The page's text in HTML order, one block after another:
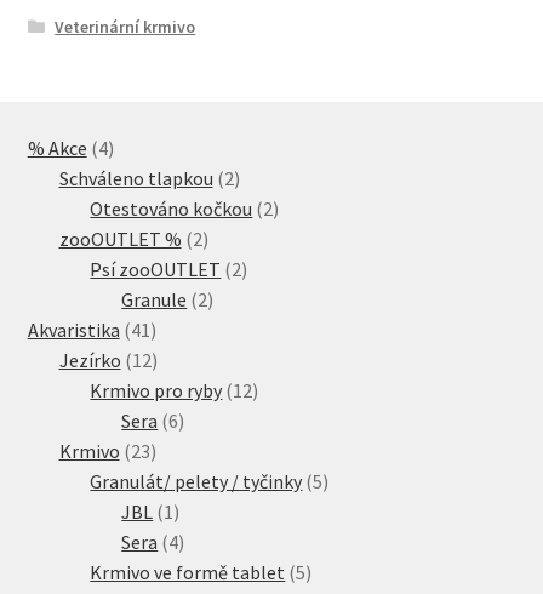
Veterinární krmivo
% Akce 44
produkty
Schváleno tlapkou 22
produkty
Otestováno kočkou 22
zooOUTLET % 22
produkty
Psí zooOUTLET 22
Granule 22
Akvaristika 41 41
produktů
Jezírko 1212
produktů
Krmivo pro ryby 1212
Sera 66
Krmivo 2323
produktů
Granulát/ pelety / tyčinky 55
JBL 1 1
produkt
Sera 44
produkty
Krmivo ve formě tablet 55